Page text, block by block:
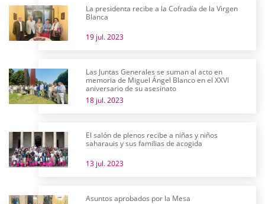
La presidenta recibe a la Cofradía de la Virgen
Blanca
19 jul. 2023
Las Juntas Generales se suman al acto en
memoria de Miguel Ángel Blanco en el XXVI
aniversario de su asesinato
18 jul. 2023
El salón de plenos recibe a niñas y niños
saharauis y sus familias de acogida
13 jul. 2023
Asuntos aprobados por la Mesa